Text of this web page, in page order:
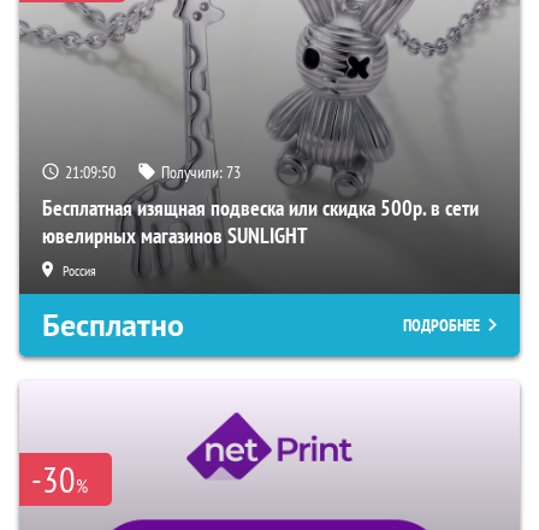
21:09:49 Получили:73
Бесплатная изящная подвеска или скидка 500р. в сети
ювелирных магазинов SUNLIGHT
Россия
Бесплатно ПОДРОБНЕЕ
-30%